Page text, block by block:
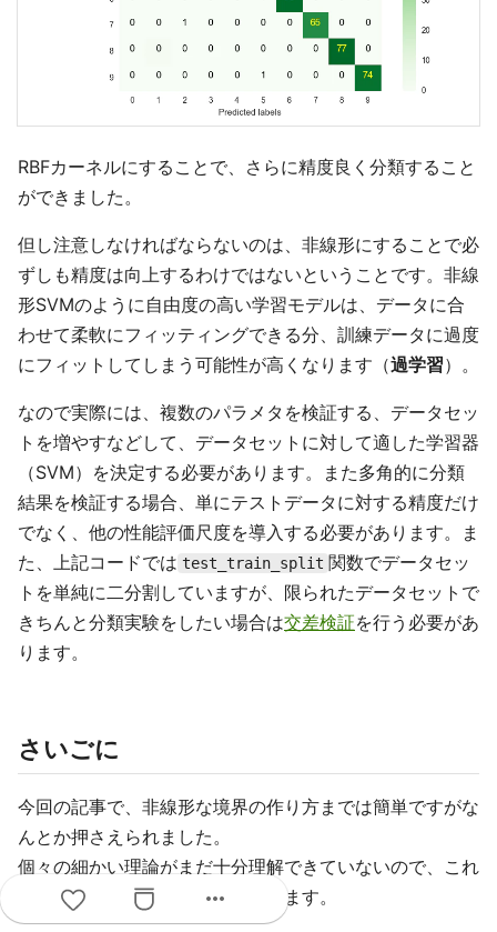
RBFカーネルにすることで、さらに精度良く分類すること
ができました。
但し注意しなければならないのは、非線形にすることで必
ずしも精度は向上するわけではないということです。非線
形SVMのように自由度の高い学習モデルは、データに合
わせて柔軟にフィッティングできる分、訓練データに過度
にフィットしてしまう可能性が高くなります（過学習）。
なので実際には、複数のパラメタを検証する、データセッ
トを増やすなどして、データセットに対して適した学習器
（SVM）を決定する必要があります。また多角的に分類
結果を検証する場合、単にテストデータに対する精度だけ
でなく、他の性能評価尺度を導入する必要があります。ま
た、上記コードでは test_train_split 関数でデータセッ
トを単純に二分割していますが、限られたデータセットで
きちんと分類実験をしたい場合は交差検証を行う必要があ
ります。
さいごに
今回の記事で、非線形な境界の作り方までは簡単ですがな
んとか押さえられました。
個々の細かい理論がまだ十分理解できていないので、これ
から少しずつ追っていこうと思います。
more_horiz